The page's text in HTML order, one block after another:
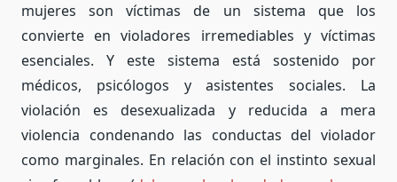
mujeres son víctimas de un sistema que los
convierte en violadores irremediables y víctimas
esenciales. Y este sistema está sostenido por
médicos, psicólogos y asistentes sociales. La
violación es desexualizada y reducida a mera
violencia condenando las conductas del violador
como marginales. En relación con el instinto sexual